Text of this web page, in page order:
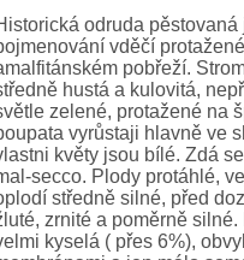
odruda
vděčí
pobřeží.
hustá a kulovitá,
zelené, protažené na
vyrůstaji hlavně ve
květy jsou bílé. Zdá
secco. Plody protáhlé,
středně silné, před
zrnité a poměrně
kyselá ( přes 6%),